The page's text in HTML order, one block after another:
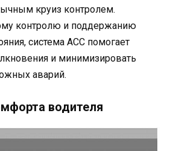
круиз контролем.
контролю и поддержанию
система ACC помогает
и минимизировать
аварий.
водителя